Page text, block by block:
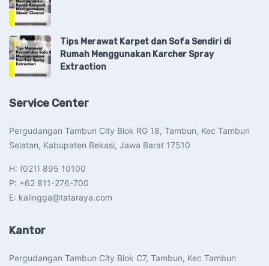
Tips Merawat Karpet dan Sofa Sendiri di
Rumah Menggunakan Karcher Spray
Extraction
Service Center
Pergudangan Tambun City Blok RG 18, Tambun, Kec Tambun
Selatan, Kabupaten Bekasi, Jawa Barat 17510​
H: (021) 895 10100
P: +62 811-276-700
E: kalingga@tataraya.com
Kantor
Pergudangan Tambun City Blok C7, Tambun, Kec Tambun